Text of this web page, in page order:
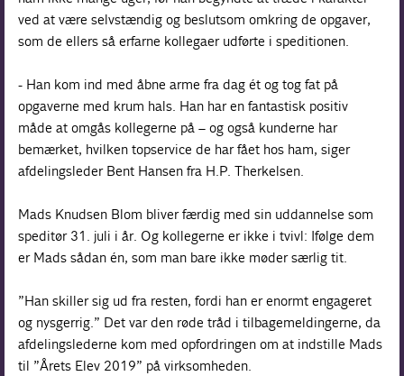
ved at være selvstændig og beslutsom omkring de opgaver,
som de ellers så erfarne kollegaer udførte i speditionen.
- Han kom ind med åbne arme fra dag ét og tog fat på
opgaverne med krum hals. Han har en fantastisk positiv
måde at omgås kollegerne på – og også kunderne har
bemærket, hvilken topservice de har fået hos ham, siger
afdelingsleder Bent Hansen fra H.P. Therkelsen.
Mads Knudsen Blom bliver færdig med sin uddannelse som
speditør 31. juli i år. Og kollegerne er ikke i tvivl: Ifølge dem
er Mads sådan én, som man bare ikke møder særlig tit.
”Han skiller sig ud fra resten, fordi han er enormt engageret
og nysgerrig.” Det var den røde tråd i tilbagemeldingerne, da
afdelingslederne kom med opfordringen om at indstille Mads
til ”Årets Elev 2019” på virksomheden.